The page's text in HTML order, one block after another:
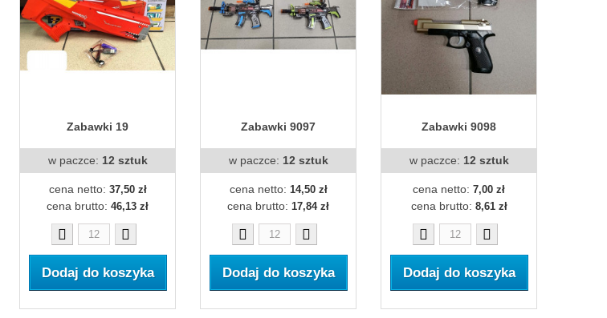
Zabawki 19
w paczce: 12 sztuk
cena netto: 37,50 zł
cena brutto: 46,13 zł
Dodaj do koszyka
Zabawki 9097
w paczce: 12 sztuk
cena netto: 14,50 zł
cena brutto: 17,84 zł
Dodaj do koszyka
Zabawki 9098
w paczce: 12 sztuk
cena netto: 7,00 zł
cena brutto: 8,61 zł
Dodaj do koszyka